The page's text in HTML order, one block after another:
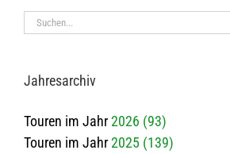
Suche
Jah­res­ar­chiv
Touren im Jahr2026 (93)
Touren im Jahr2025 (139)